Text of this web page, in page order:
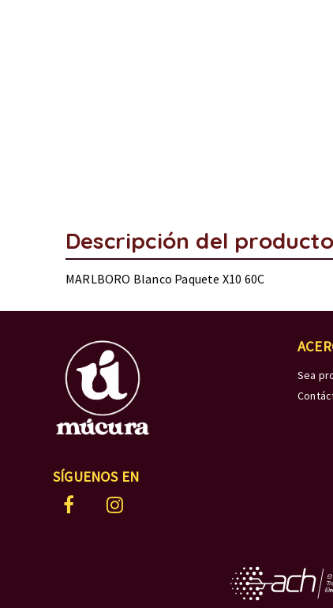
Descripción del producto
MARLBORO Blanco Paquete X10 60C
SÍGUENOS EN
Sea